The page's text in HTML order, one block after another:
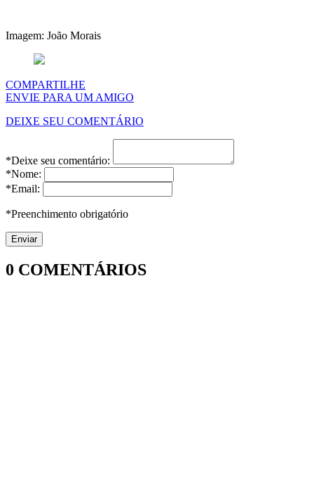
Imagem: João Morais
COMPARTILHE
ENVIE PARA UM AMIGO
DEIXE SEU COMENTÁRIO
*Deixe seu comentário:
*Nome:
*Email:
*Preenchimento obrigatório
0 COMENTÁRIOS